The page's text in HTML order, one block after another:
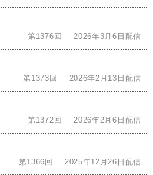
第1376回 2026年3月6日配信
第1373回 2026年2月13日配信
第1372回 2026年2月6日配信
第1366回 2025年12月26日配信